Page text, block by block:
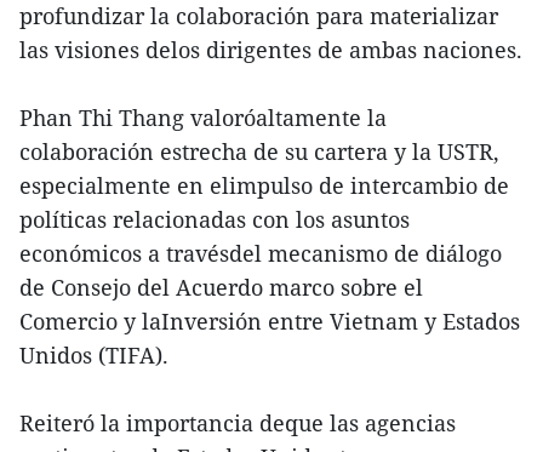
profundizar la colaboración para materializar
las visiones delos dirigentes de ambas naciones.
Phan Thi Thang valoróaltamente la
colaboración estrecha de su cartera y la USTR,
especialmente en elimpulso de intercambio de
políticas relacionadas con los asuntos
económicos a travésdel mecanismo de diálogo
de Consejo del Acuerdo marco sobre el
Comercio y laInversión entre Vietnam y Estados
Unidos (TIFA).
Reiteró la importancia deque las agencias